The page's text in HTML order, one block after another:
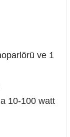
ve 1
10-100 watt